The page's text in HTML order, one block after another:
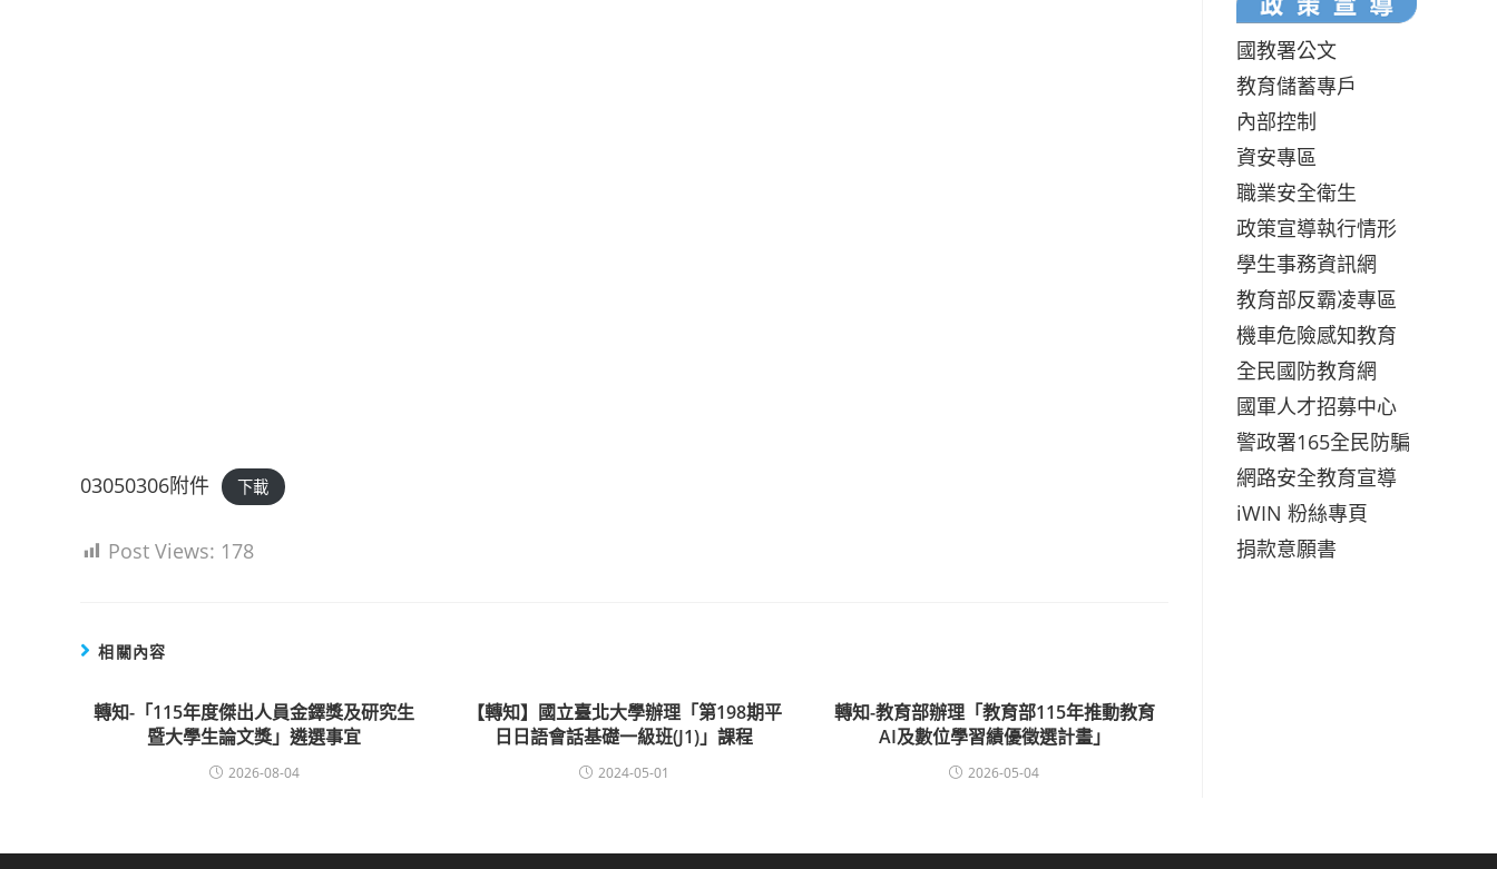
03050306附件 下載
Post Views: 178
相關內容
轉知-「115年度傑出人員金鐸獎及研究生
暨大學生論文獎」遴選事宜
2026-08-04
【轉知】國立臺北大學辦理「第198期平
日日語會話基礎一級班(J1)」課程
2024-05-01
轉知-教育部辦理「教育部115年推動教育
AI及數位學習績優徵選計畫」
2026-05-04
國教署公文
教育儲蓄專戶
內部控制
資安專區
職業安全衛生
政策宣導執行情形
學生事務資訊網
教育部反霸凌專區
機車危險感知教育
全民國防教育網
國軍人才招募中心
警政署165全民防騙
網路安全教育宣導
iWIN 粉絲專頁
捐款意願書